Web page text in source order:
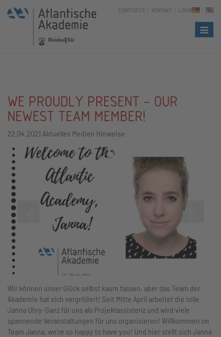
STARTSEITE KONTAKT LOGIN
WE PROUDLY PRESENT - OUR
NEWEST TEAM MEMBER!
22.04.2021 Aktuelles Medien Hinweise
Zurück
Wir können unser Glück selbst kaum fassen, aber das Team der
Akademie hat sich vergrößert! Seit Mitte April arbeitet die tolle
Janna Uhry-Ganz für uns als Projektassistenz und wird viele
spannende Veranstaltungen für uns organisieren! Willkommen im
Team Janna, we're so happy to have you! Und hier stellt sich Janna